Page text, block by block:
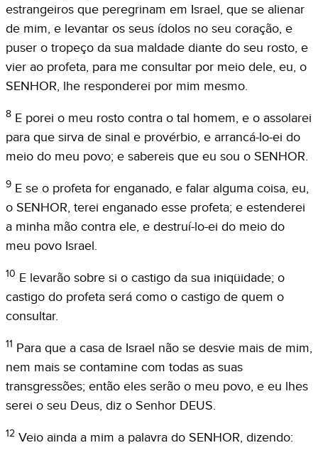
estrangeiros que peregrinam em Israel, que se alienar
de mim, e levantar os seus ídolos no seu coração, e
puser o tropeço da sua maldade diante do seu rosto, e
vier ao profeta, para me consultar por meio dele, eu, o
SENHOR, lhe responderei por mim mesmo.
8 E porei o meu rosto contra o tal homem, e o assolarei
para que sirva de sinal e provérbio, e arrancá-lo-ei do
meio do meu povo; e sabereis que eu sou o SENHOR.
9 E se o profeta for enganado, e falar alguma coisa, eu,
o SENHOR, terei enganado esse profeta; e estenderei
a minha mão contra ele, e destruí-lo-ei do meio do
meu povo Israel.
10 E levarão sobre si o castigo da sua iniqüidade; o
castigo do profeta será como o castigo de quem o
consultar.
11 Para que a casa de Israel não se desvie mais de mim,
nem mais se contamine com todas as suas
transgressões; então eles serão o meu povo, e eu lhes
serei o seu Deus, diz o Senhor DEUS.
12 Veio ainda a mim a palavra do SENHOR, dizendo: